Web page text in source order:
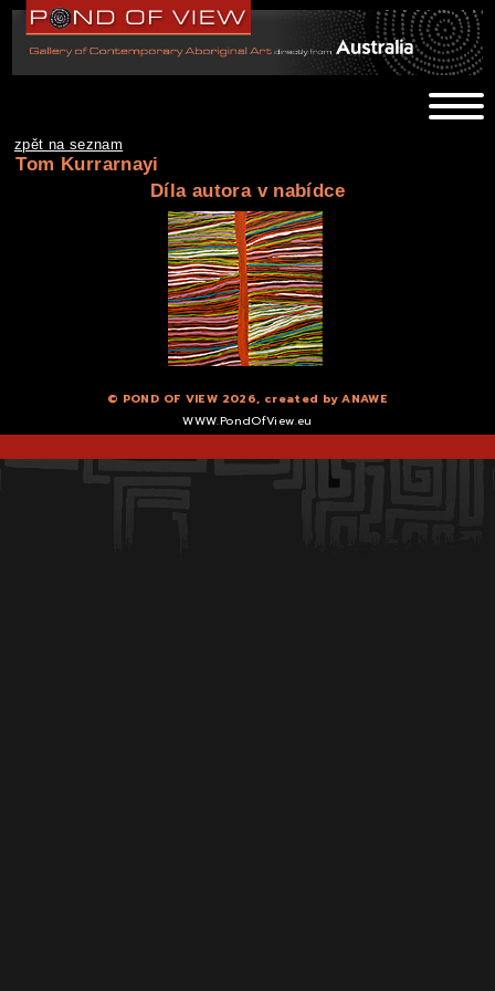
zpět na seznam
Tom Kurrarnayi
Díla autora v nabídce
© POND OF VIEW 2026, created byANAWE
WWW.PondOfView.eu